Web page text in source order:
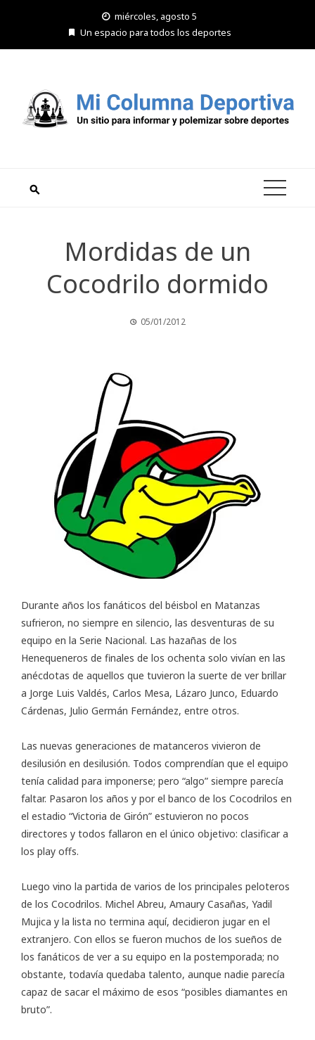
miércoles, agosto 5
Un espacio para todos los deportes
Mordidas de un
Cocodrilo dormido
05/01/2012
Durante años los fanáticos del béisbol en Matanzas
sufrieron, no siempre en silencio, las desventuras de su
equipo en la Serie Nacional. Las hazañas de los
Henequeneros de finales de los ochenta solo vivían en las
anécdotas de aquellos que tuvieron la suerte de ver brillar
a Jorge Luis Valdés, Carlos Mesa, Lázaro Junco, Eduardo
Cárdenas, Julio Germán Fernández, entre otros.
Las nuevas generaciones de matanceros vivieron de
desilusión en desilusión. Todos comprendían que el equipo
tenía calidad para imponerse; pero “algo” siempre parecía
faltar. Pasaron los años y por el banco de los Cocodrilos en
el estadio “Victoria de Girón” estuvieron no pocos
directores y todos fallaron en el único objetivo: clasificar a
los play offs.
Luego vino la partida de varios de los principales peloteros
de los Cocodrilos. Michel Abreu, Amaury Casañas, Yadil
Mujica y la lista no termina aquí, decidieron jugar en el
extranjero. Con ellos se fueron muchos de los sueños de
los fanáticos de ver a su equipo en la postemporada; no
obstante, todavía quedaba talento, aunque nadie parecía
capaz de sacar el máximo de esos “posibles diamantes en
bruto”.